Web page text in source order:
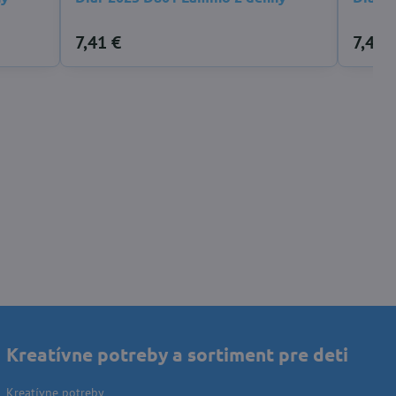
7,41 € 7,41
Kreatívne potreby a sortiment pre deti
Kreatívne potreby